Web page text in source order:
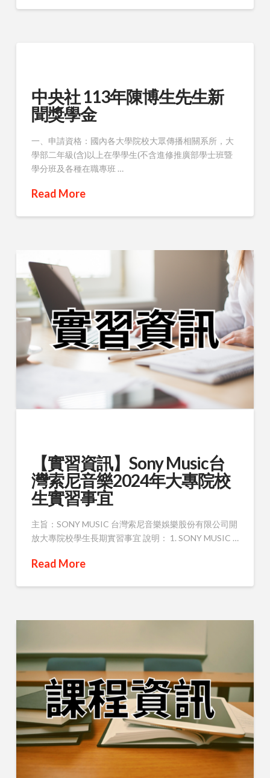
中央社 113年陳博生先生新
聞獎學金
一、申請資格：國內各大學院校大眾傳播相關系所，大
學部二年級(含)以上在學學生(不含進修推廣部學士班暨
學分班及各種在職專班 …
Read More
【實習資訊】Sony Music台
灣索尼音樂2024年大專院校
生實習事宜
主旨：SONY MUSIC 台灣索尼音樂娛樂股份有限公司開
放大專院校學生長期實習事宜 說明： 1. SONY MUSIC …
Read More